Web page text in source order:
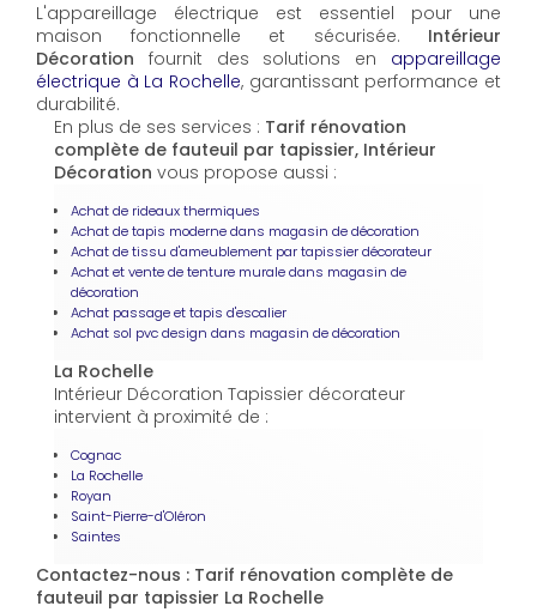
L'appareillage électrique est essentiel pour une
maison fonctionnelle et sécurisée. Intérieur
Décoration fournit des solutions en appareillage
électrique à La Rochelle, garantissant performance et
durabilité.
En plus de ses services : Tarif rénovation
complète de fauteuil par tapissier, Intérieur
Décoration vous propose aussi :
Achat de rideaux thermiques
Achat de tapis moderne dans magasin de décoration
Achat de tissu d'ameublement par tapissier décorateur
Achat et vente de tenture murale dans magasin de
décoration
Achat passage et tapis d'escalier
Achat sol pvc design dans magasin de décoration
La Rochelle
Intérieur Décoration Tapissier décorateur
intervient à proximité de :
Cognac
La Rochelle
Royan
Saint-Pierre-d'Oléron
Saintes
Contactez-nous : Tarif rénovation complète de
fauteuil par tapissier La Rochelle